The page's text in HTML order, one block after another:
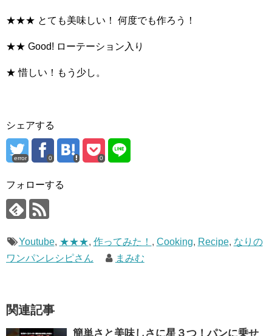
★★★ とても美味しい！ 何度でも作ろう！
★★ Good! ローテーション入り
★ 惜しい！もう少し。
シェアする
error 0 0
フォローする
Youtube, ★★★, 作ってみた！ , Cooking, Recipe, なりの
ワンパンレシピさん
まみむ
関連記事
簡単さと美味しさに星３つ！パンに乗せ